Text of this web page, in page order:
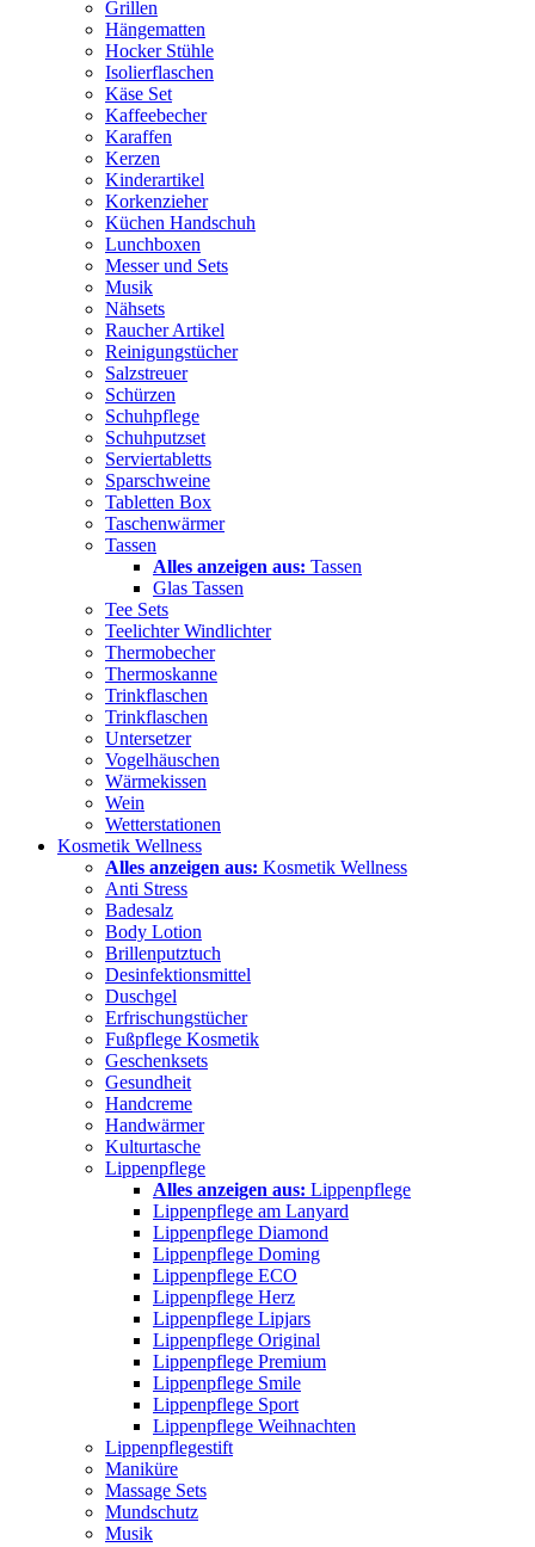
Grillen
Hängematten
Hocker Stühle
Isolierflaschen
Käse Set
Kaffeebecher
Karaffen
Kerzen
Kinderartikel
Korkenzieher
Küchen Handschuh
Lunchboxen
Messer und Sets
Musik
Nähsets
Raucher Artikel
Reinigungstücher
Salzstreuer
Schürzen
Schuhpflege
Schuhputzset
Serviertabletts
Sparschweine
Tabletten Box
Taschenwärmer
Tassen
Alles anzeigen aus: Tassen
Glas Tassen
Tee Sets
Teelichter Windlichter
Thermobecher
Thermoskanne
Trinkflaschen
Trinkflaschen
Untersetzer
Vogelhäuschen
Wärmekissen
Wein
Wetterstationen
Kosmetik Wellness
Alles anzeigen aus: Kosmetik Wellness
Anti Stress
Badesalz
Body Lotion
Brillenputztuch
Desinfektionsmittel
Duschgel
Erfrischungstücher
Fußpflege Kosmetik
Geschenksets
Gesundheit
Handcreme
Handwärmer
Kulturtasche
Lippenpflege
Alles anzeigen aus: Lippenpflege
Lippenpflege am Lanyard
Lippenpflege Diamond
Lippenpflege Doming
Lippenpflege ECO
Lippenpflege Herz
Lippenpflege Lipjars
Lippenpflege Original
Lippenpflege Premium
Lippenpflege Smile
Lippenpflege Sport
Lippenpflege Weihnachten
Lippenpflegestift
Maniküre
Massage Sets
Mundschutz
Musik